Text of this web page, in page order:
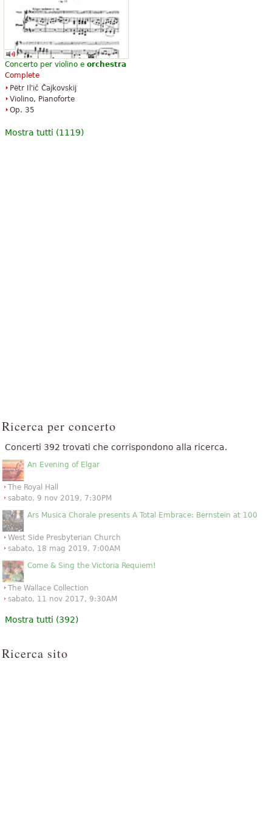
Concerto per violino e orchestra
Complete
Pëtr Il'ič Čajkovskij
Violino, Pianoforte
Op. 35
Mostra tutti (1119)
Ricerca per concerto
Concerti 392 trovati che corrispondono alla ricerca.
An Evening of Elgar
The Royal Hall
sabato, 9 nov 2019, 7:30PM
Ars Musica Chorale presents A Total Embrace: Bernstein at 100
West Side Presbyterian Church
sabato, 18 mag 2019, 7:00AM
Come & Sing the Victoria Requiem!
The Wallace Collection
sabato, 11 nov 2017, 9:30AM
Mostra tutti (392)
Ricerca sito